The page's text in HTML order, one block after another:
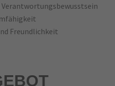
Freundlichkeit